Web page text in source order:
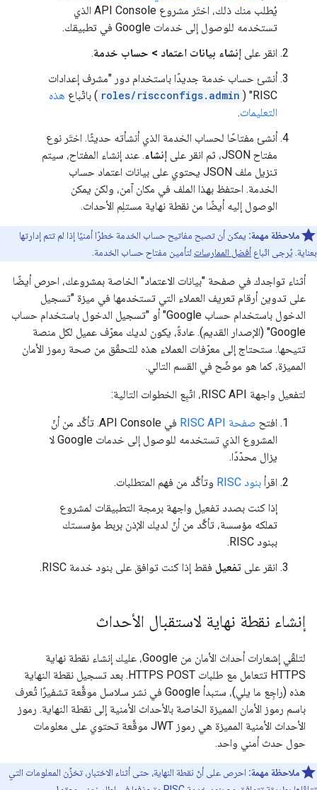
يُطلب منك ذلك، اختَر مشروع API Console الذي
تستخدمه للوصول إلى خدمات Google في تطبيقك.
انقر على إنشاء بيانات اعتماد > حساب خدمة.
أنشئ حساب خدمة جديدًا باستخدام دور "مشرف إعدادات
RISC" (
roles/riscconfigs.admin ) باتّباع هذه
التعليمات.
أنشئ مفتاحًا لحساب الخدمة الذي أنشأته حديثًا. اختَر نوع
مفتاح JSON، ثم انقر على
إنشاء. عند إنشاء المفتاح، سيتم
تنزيل ملف JSON يحتوي على بيانات اعتماد حساب
الخدمة. احتفظ بهذا الملف في مكان آمن، ولكن يمكن
الوصول إليه أيضًا من نقطة نهاية مستلِم الأحداث.
ملاحظة مهمة: يمكن أن تصبح مفاتيح حساب الخدمة خطرًا أمنيًا إذا لم تتم إدارتها
بعناية. يُرجى اتّباع أفضل الممارسات لتأمين مفتاح حساب الخدمة.
أثناء تواجدك في صفحة "بيانات الاعتماد" الخاصة بمشروعك، احرص أيضًا
على تدوين أرقام تعريف العملاء التي تستخدمها في ميزة "تسجيل
الدخول باستخدام حساب Google" أو "تسجيل الدخول باستخدام حساب
Google" (الإصدار القديم). عادةً، يكون لديك معرّف عميل لكل منصة
تتيحها. ستحتاج إلى معرّفات العملاء هذه للتحقّق من صحة رموز الأمان
المميزة، كما هو موضّح في القسم التالي.
لتفعيل واجهة RISC API، اتّبِع الخطوات التالية:
افتح صفحة RISC API
في API Console. تأكَّد من أنّ
المشروع الذي تستخدمه للوصول إلى خدمات Google لا
يزال محدّدًا.
اقرأ بنود RISC
وتأكَّد من فهم المتطلبات.
إذا كنت بصدد تفعيل واجهة برمجة التطبيقات لمشروع
تملكه مؤسسة، تأكَّد من أنّ لديك الإذن بربط مؤسستك
ببنود RISC.
انقر على تفعيل فقط إذا كنت توافق على بنود خدمة RISC.
إنشاء نقطة نهاية لاستقبال الأحداث
لتلقّي إشعارات أحداث الأمان من Google، عليك إنشاء نقطة نهاية
HTTPS تتعامل مع طلبات HTTPS POST. بعد تسجيل نقطة النهاية
هذه (راجِع ما يلي)، ستبدأ Google في نشر سلاسل موقَّعة تشفيرًا تُعرف
باسم رموز الأمان المميزة الخاصة بالأحداث الأمنية إلى نقطة النهاية. رموز
الأحداث الأمنية المميزة هي رموز JWT موقَّعة تحتوي على معلومات
حول حدث أمني واحد.
ملاحظة مهمة: احرص على أنّ نقطة النهاية، حتى أثناء الاختبار، تخزِّن المعلومات التي